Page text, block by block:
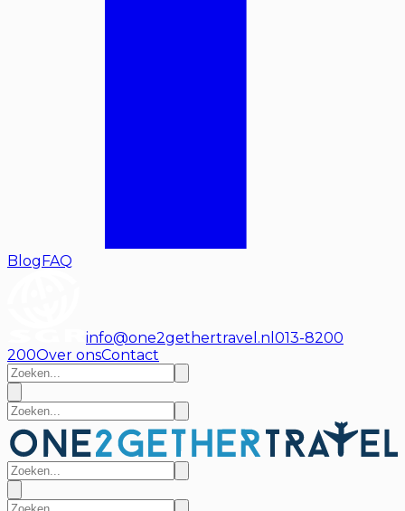
BlogFAQ
info@one2gethertravel.nl 013-8200
200Over onsContact